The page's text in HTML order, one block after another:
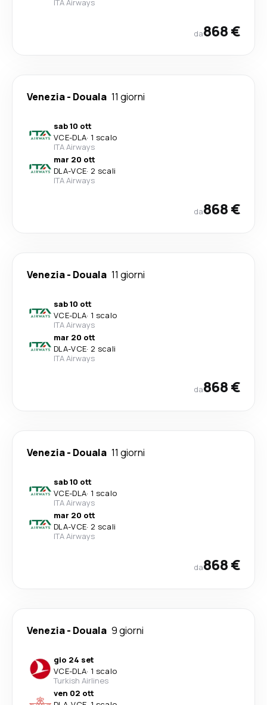
ITA Airways
da868 €
Venezia- Douala 11 giorni
sab 10 ott
VCE-DLA· 1 scalo
ITA Airways
mar 20 ott
DLA-VCE· 2 scali
ITA Airways
da868 €
Venezia- Douala 11 giorni
sab 10 ott
VCE-DLA· 1 scalo
ITA Airways
mar 20 ott
DLA-VCE· 2 scali
ITA Airways
da868 €
Venezia- Douala 11 giorni
sab 10 ott
VCE-DLA· 1 scalo
ITA Airways
mar 20 ott
DLA-VCE· 2 scali
ITA Airways
da868 €
Venezia- Douala 9 giorni
gio 24 set
VCE-DLA· 1 scalo
Turkish Airlines
ven 02 ott